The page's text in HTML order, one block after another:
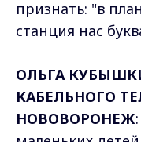
признать: "в
станция нас
ОЛЬГА
КАБЕЛЬНОГО
НОВОВОРОНЕЖ